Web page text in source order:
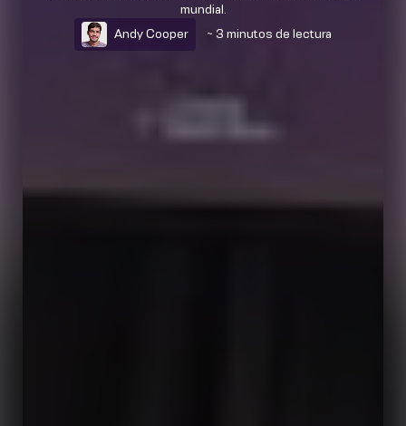
mundial.
Andy Cooper
~ 3 minutos de lectura